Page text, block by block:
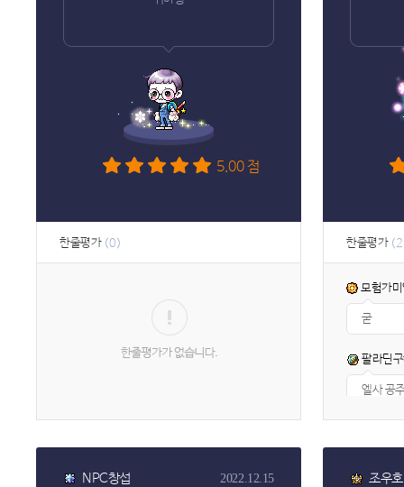
5.00 점
한줄평가 (0) 한줄평가
모험가
굳
팔라딘
엘사 공
NPC창섭 2022.12.15 조우호